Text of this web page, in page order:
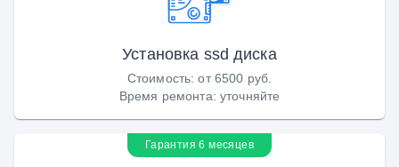
Установка ssd диска
Стоимость:от 6500 руб.
Время ремонта: уточняйте
Гарантия 6 месяцев